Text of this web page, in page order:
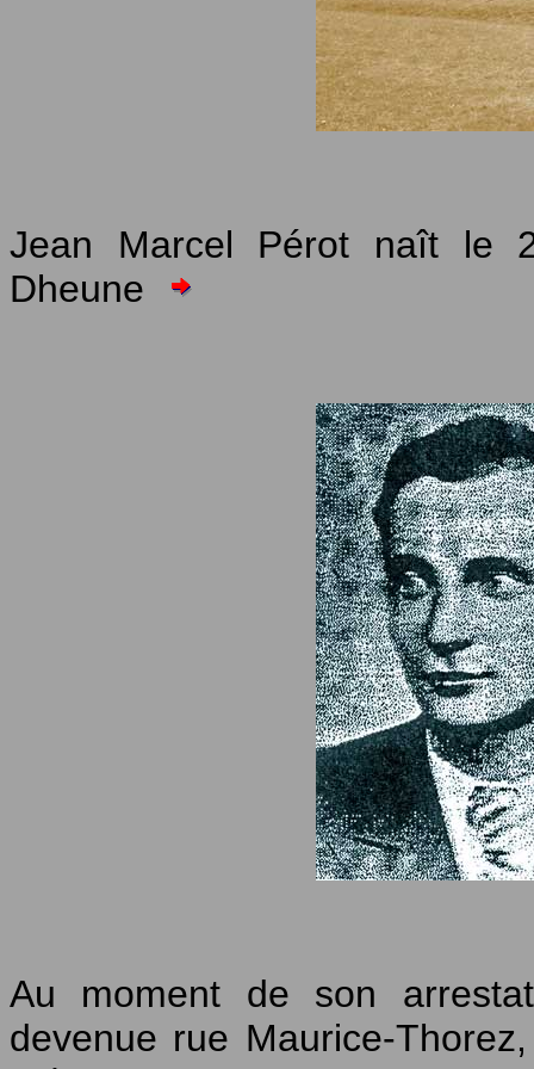
Jean Marcel Pérot naît le
Dheune
Au moment de son
devenue rue Maurice-